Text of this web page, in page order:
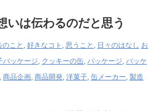
いは伝わるのだと思う
こと , 好きなコト , 思うこと , 日々のはなし お
パッケージ, クッキーの缶, パッケージ, パッケ
, 商品企画, 商品開発, 洋菓子, 缶メーカー, 製造